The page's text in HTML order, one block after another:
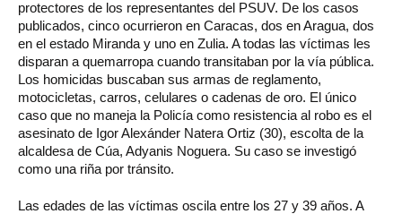
protectores de los representantes del PSUV. De los casos
publicados, cinco ocurrieron en Caracas, dos en Aragua, dos
en el estado Miranda y uno en Zulia. A todas las víctimas les
disparan a quemarropa cuando transitaban por la vía pública.
Los homicidas buscaban sus armas de reglamento,
motocicletas, carros, celulares o cadenas de oro. El único
caso que no maneja la Policía como resistencia al robo es el
asesinato de Igor Alexánder Natera Ortiz (30), escolta de la
alcaldesa de Cúa, Adyanis Noguera. Su caso se investigó
como una riña por tránsito.
Las edades de las víctimas oscila entre los 27 y 39 años. A